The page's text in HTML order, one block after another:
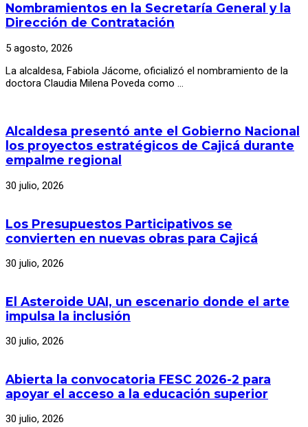
Nombramientos en la Secretaría General y la
Dirección de Contratación
5 agosto, 2026
La alcaldesa, Fabiola Jácome, oficializó el nombramiento de la
doctora Claudia Milena Poveda como …
Alcaldesa presentó ante el Gobierno Nacional
los proyectos estratégicos de Cajicá durante
empalme regional
30 julio, 2026
Los Presupuestos Participativos se
convierten en nuevas obras para Cajicá
30 julio, 2026
El Asteroide UAI, un escenario donde el arte
impulsa la inclusión
30 julio, 2026
Abierta la convocatoria FESC 2026-2 para
apoyar el acceso a la educación superior
30 julio, 2026